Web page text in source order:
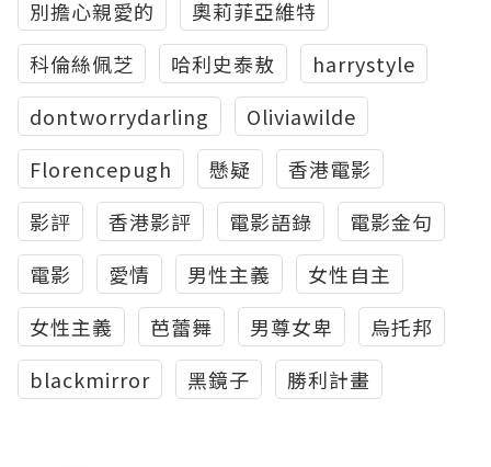
別擔心親愛的
奧莉菲亞維特
科倫絲佩芝
哈利史泰敖
harrystyle
dontworrydarling
Oliviawilde
Florencepugh
懸疑
香港電影
影評
香港影評 電影語錄
電影金句
電影
愛情 男性主義
女性自主
女性主義
芭蕾舞 男尊女卑
烏托邦
blackmirror
黑鏡子 勝利計畫